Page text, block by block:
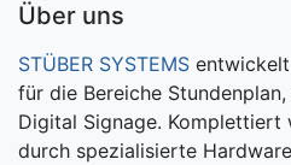
Über uns
STÜBER SYSTEMS
für die Bereiche
Digital Signage.
durch spezialisierte